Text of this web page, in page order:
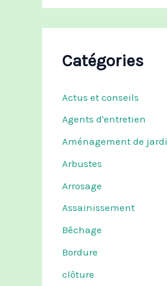
Catégories
Actus et conseils
Agents d'entretien
Aménagement de
Arbustes
Arrosage
Assainissement
Bêchage
Bordure
clôture